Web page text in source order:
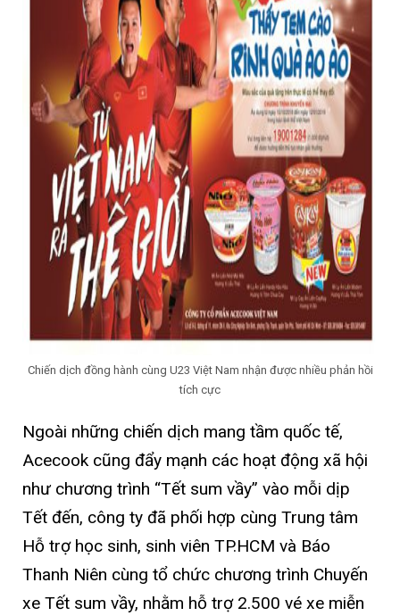
Chiến dịch đồng hành cùng U23 Việt Nam nhận được nhiều phản hồi
tích cực
Ngoài những chiến dịch mang tầm quốc tế,
Acecook cũng đẩy mạnh các hoạt động xã hội
như chương trình “Tết sum vầy” vào mỗi dịp
Tết đến, công ty đã phối hợp cùng Trung tâm
Hỗ trợ học sinh, sinh viên TP.HCM và Báo
Thanh Niên cùng tổ chức chương trình Chuyến
xe Tết sum vầy, nhằm hỗ trợ 2.500 vé xe miễn